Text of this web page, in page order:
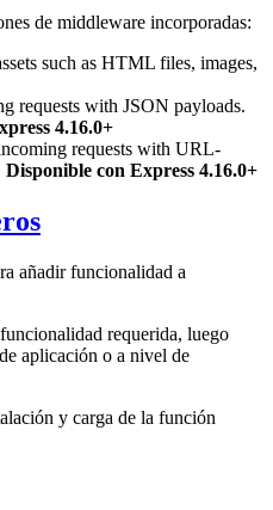
de middleware incorporadas:
such as HTML files, images,
requests with JSON payloads.
4.16.0+
requests with URL-
con Express 4.16.0+
añadir funcionalidad a
requerida, luego
aplicación o a nivel de
y carga de la función